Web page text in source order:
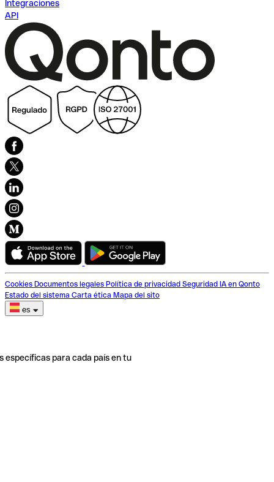
Integraciones
API
Cookies Documentos legales Política de privacidad Seguridad IA en Qonto
Estado del sistema Carta ética Mapa del sito
es
específicas para cada país en tu